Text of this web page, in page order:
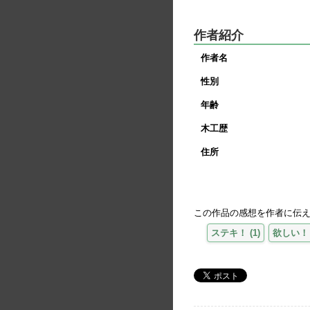
作者紹介
作者名
性別
年齢
木工歴
住所
この作品の感想を作者に伝
ステキ！ (1) 欲しい！